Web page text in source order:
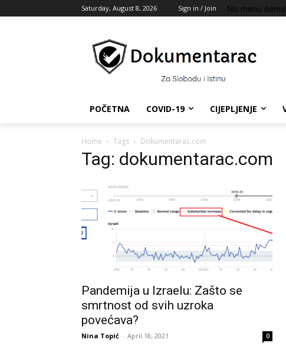
Saturday, August 8, 2026 Sign in / Join No menu items!
POČETNA COVID-19 CIJEPLJENJE
Home Tags Dokumentarac.com
Tag: dokumentarac.com
Pandemija u Izraelu: Zašto se
smrtnost od svih uzroka
povećava?
Nina Topić - April 18, 2021 0